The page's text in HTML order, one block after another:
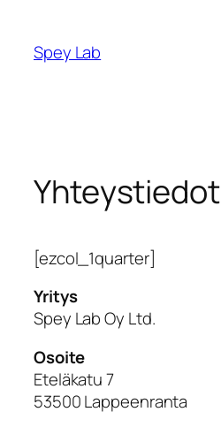
Spey Lab
Yhteystiedot
[ezcol_1quarter]
Yritys
Spey Lab Oy Ltd.
Osoite
Eteläkatu 7
53500 Lappeenranta